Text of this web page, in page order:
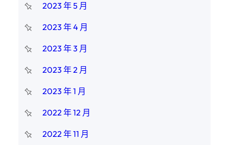
2023 年 5 月
2023 年 4 月
2023 年 3 月
2023 年 2 月
2023 年 1 月
2022 年 12 月
2022 年 11 月